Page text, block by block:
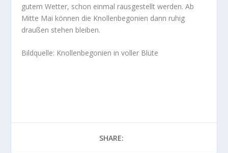
gutem Wetter, schon einmal rausgestellt werden. Ab
Mitte Mai können die Knollenbegonien dann ruhig
draußen stehen bleiben.
Bildquelle: Knollenbegonien in voller Blüte
SHARE: